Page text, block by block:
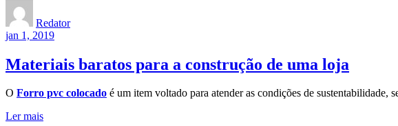
Redator
jan 1, 2019
Materiais baratos para a construção de uma loja
O Forro pvc colocado é um item voltado para atender as condições de sustentabilidade,
Ler mais